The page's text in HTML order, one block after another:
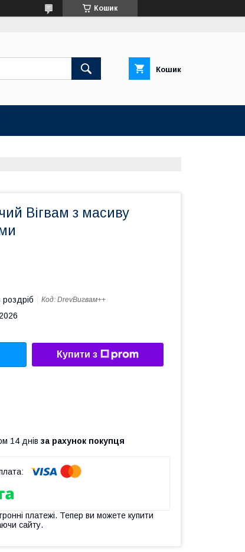
Кошик
Кошик
Вігвам з масиву
роздріб Код: DrevВигвам++
Купити з
14 днів за рахунок покупця
платежі. Тепер ви можете купити
сайту.